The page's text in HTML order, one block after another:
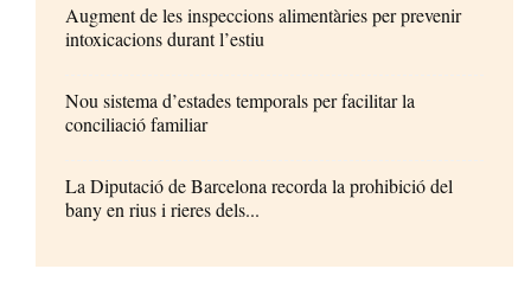
Augment de les inspeccions alimentàries per prevenir
intoxicacions durant l’estiu
Nou sistema d’estades temporals per facilitar la
conciliació familiar
La Diputació de Barcelona recorda la prohibició del
bany en rius i rieres dels...